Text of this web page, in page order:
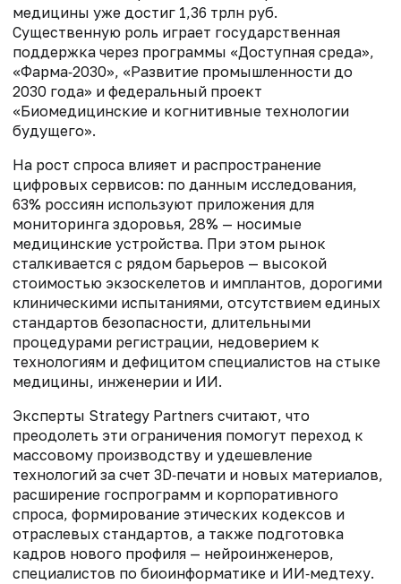
медицины уже достиг 1,36 трлн руб.
Существенную роль играет государственная
поддержка через программы «Доступная среда»,
«Фарма‑2030», «Развитие промышленности до
2030 года» и федеральный проект
«Биомедицинские и когнитивные технологии
будущего».
На рост спроса влияет и распространение
цифровых сервисов: по данным исследования,
63% россиян используют приложения для
мониторинга здоровья, 28% — носимые
медицинские устройства. При этом рынок
сталкивается с рядом барьеров — высокой
стоимостью экзоскелетов и имплантов, дорогими
клиническими испытаниями, отсутствием единых
стандартов безопасности, длительными
процедурами регистрации, недоверием к
технологиям и дефицитом специалистов на стыке
медицины, инженерии и ИИ.
Эксперты Strategy Partners считают, что
преодолеть эти ограничения помогут переход к
массовому производству и удешевление
технологий за счет 3D‑печати и новых материалов,
расширение госпрограмм и корпоративного
спроса, формирование этических кодексов и
отраслевых стандартов, а также подготовка
кадров нового профиля — нейроинженеров,
специалистов по биоинформатике и ИИ‑медтеху.